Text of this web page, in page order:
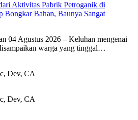
Aktivitas Pabrik Petroganik di
Bongkar Bahan, Baunya Sangat
04 Agustus 2026 – Keluhan mengenai
warga yang tinggal…
Dev, CA
Dev, CA